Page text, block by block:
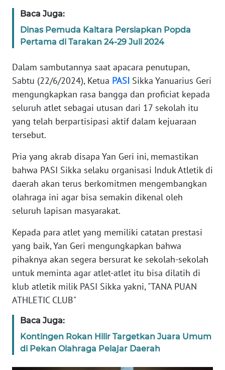
Baca Juga:
Dinas Pemuda Kaltara Persiapkan Popda
Pertama di Tarakan 24-29 Juli 2024
Dalam sambutannya saat apacara penutupan,
Sabtu (22/6/2024), Ketua PASI Sikka Yanuarius Geri
mengungkapkan rasa bangga dan proficiat kepada
seluruh atlet sebagai utusan dari 17 sekolah itu
yang telah berpartisipasi aktif dalam kejuaraan
tersebut.
Pria yang akrab disapa Yan Geri ini, memastikan
bahwa PASI Sikka selaku organisasi Induk Atletik di
daerah akan terus berkomitmen mengembangkan
olahraga ini agar bisa semakin dikenal oleh
seluruh lapisan masyarakat.
Kepada para atlet yang memiliki catatan prestasi
yang baik, Yan Geri mengungkapkan bahwa
pihaknya akan segera bersurat ke sekolah-sekolah
untuk meminta agar atlet-atlet itu bisa dilatih di
klub atletik milik PASI Sikka yakni, "TANA PUAN
ATHLETIC CLUB"
Baca Juga:
Kontingen Rokan Hilir Targetkan Juara Umum
di Pekan Olahraga Pelajar Daerah
Wahana
Regional
SUMUT
WN
JAKARTA
JABAR
WN
BANTEN
NTT
WN
KEPRI
WN
WN
PAPUA